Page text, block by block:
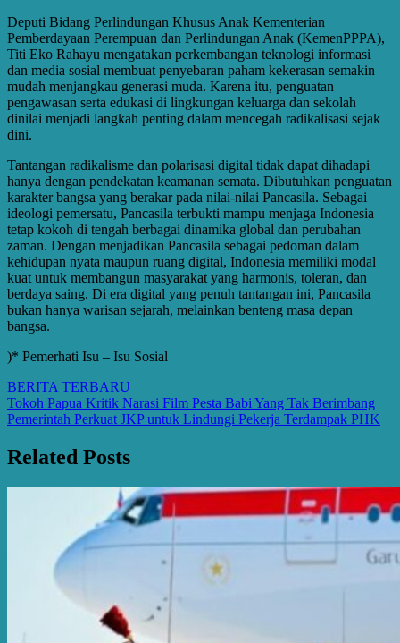
Deputi Bidang Perlindungan Khusus Anak Kementerian
Pemberdayaan Perempuan dan Perlindungan Anak (KemenPPPA),
Titi Eko Rahayu mengatakan perkembangan teknologi informasi
dan media sosial membuat penyebaran paham kekerasan semakin
mudah menjangkau generasi muda. Karena itu, penguatan
pengawasan serta edukasi di lingkungan keluarga dan sekolah
dinilai menjadi langkah penting dalam mencegah radikalisasi sejak
dini.
Tantangan radikalisme dan polarisasi digital tidak dapat dihadapi
hanya dengan pendekatan keamanan semata. Dibutuhkan penguatan
karakter bangsa yang berakar pada nilai-nilai Pancasila. Sebagai
ideologi pemersatu, Pancasila terbukti mampu menjaga Indonesia
tetap kokoh di tengah berbagai dinamika global dan perubahan
zaman. Dengan menjadikan Pancasila sebagai pedoman dalam
kehidupan nyata maupun ruang digital, Indonesia memiliki modal
kuat untuk membangun masyarakat yang harmonis, toleran, dan
berdaya saing. Di era digital yang penuh tantangan ini, Pancasila
bukan hanya warisan sejarah, melainkan benteng masa depan
bangsa.
)* Pemerhati Isu – Isu Sosial
BERITA TERBARU
Post
navigation
Tokoh Papua Kritik Narasi Film Pesta Babi Yang Tak Berimbang
Pemerintah Perkuat JKP untuk Lindungi Pekerja Terdampak PHK
Related Posts